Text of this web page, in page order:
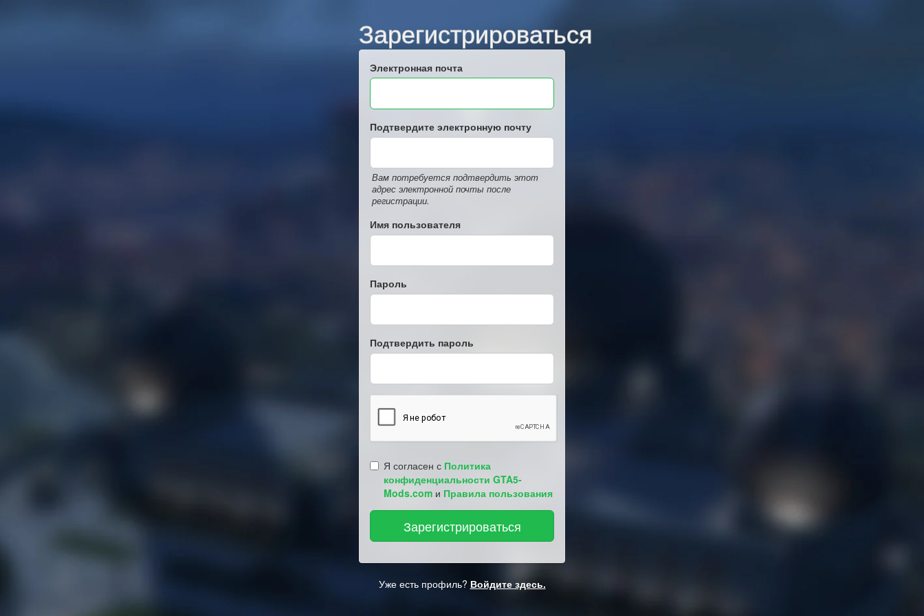
Зарегистрироваться
Электронная почта
Подтвердите электронную почту
Вам потребуется подтвердить этот
адрес электронной почты после
регистрации.
Имя пользователя
Пароль
Подтвердить пароль
Я согласен с Политика
конфиденциальности GTA5-
Mods.com и Правила пользования
Уже есть профиль? Войдите здесь.